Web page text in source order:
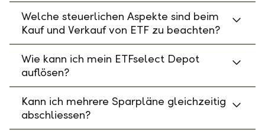
Welche steuerlichen Aspekte sind beim
Kauf und Verkauf von ETF zu beachten?
Wie kann ich mein ETFselect Depot
auflösen?
Kann ich mehrere Sparpläne gleichzeitig
abschliessen?